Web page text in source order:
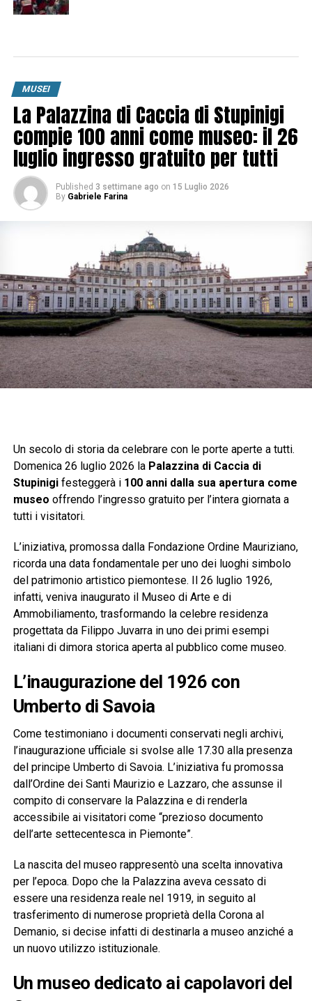
MUSEI
La Palazzina di Caccia di Stupinigi
compie 100 anni come museo: il 26
luglio ingresso gratuito per tutti
Published 3 settimane ago on 15 Luglio 2026
By Gabriele Farina
Un secolo di storia da celebrare con le porte aperte a tutti.
Domenica 26 luglio 2026 la Palazzina di Caccia di
Stupinigifesteggerà i 100 anni dalla sua apertura come
museo offrendo l’ingresso gratuito per l’intera giornata a
tutti i visitatori.
L’iniziativa, promossa dalla Fondazione Ordine Mauriziano,
ricorda una data fondamentale per uno dei luoghi simbolo
del patrimonio artistico piemontese. Il 26 luglio 1926,
infatti, veniva inaugurato il Museo di Arte e di
Ammobiliamento, trasformando la celebre residenza
progettata da Filippo Juvarra in uno dei primi esempi
italiani di dimora storica aperta al pubblico come museo.
L’inaugurazione del 1926 con
Umberto di Savoia
Come testimoniano i documenti conservati negli archivi,
l’inaugurazione ufficiale si svolse alle 17.30 alla presenza
del principe Umberto di Savoia. L’iniziativa fu promossa
dall’Ordine dei Santi Maurizio e Lazzaro, che assunse il
compito di conservare la Palazzina e di renderla
accessibile ai visitatori come “prezioso documento
dell’arte settecentesca in Piemonte”.
La nascita del museo rappresentò una scelta innovativa
per l’epoca. Dopo che la Palazzina aveva cessato di
essere una residenza reale nel 1919, in seguito al
trasferimento di numerose proprietà della Corona al
Demanio, si decise infatti di destinarla a museo anziché a
un nuovo utilizzo istituzionale.
Un museo dedicato ai capolavori del